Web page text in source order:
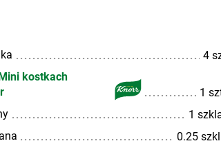
4
kostkach
1
1
0.25